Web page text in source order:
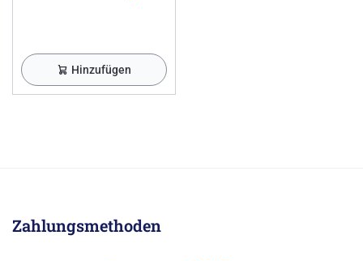
Hinzufügen
Zahlungsmethoden